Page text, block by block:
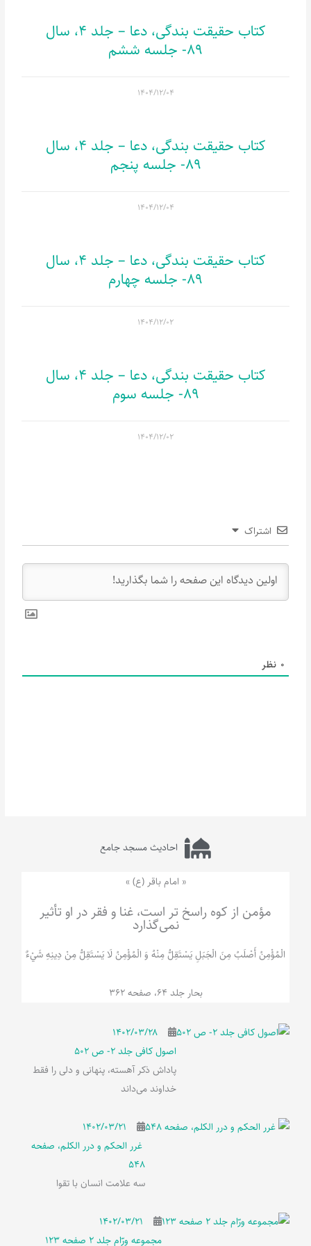
کتاب حقیقت بندگی، دعا – جلد 4، سال
89- جلسه ششم
۱۴۰۴/۱۲/۰۴
کتاب حقیقت بندگی، دعا – جلد 4، سال
89- جلسه پنجم
۱۴۰۴/۱۲/۰۴
کتاب حقیقت بندگی، دعا – جلد 4، سال
89- جلسه چهارم
۱۴۰۴/۱۲/۰۲
کتاب حقیقت بندگی، دعا – جلد 4، سال
89- جلسه سوم
۱۴۰۴/۱۲/۰۲
اشتراک
0 نظر
احادیث مسجد جامع
« امام باقر (ع) »
مؤمن از کوه راسخ تر است، غنا و فقر در او تأثیر
نمی‌گذارد
الْمُؤْمِنُ‌ أَصْلَبُ‌ مِنَ‌ الْجَبَلِ‌ یَسْتَقِلُّ مِنْهُ وَ الْمُؤْمِنُ لَا يَسْتَقِلُّ مِنْ دِينِهِ شَيْ‌ءٌ
بحار جلد 64، صفحه 362
۱۴۰۲/۰۳/۲۸
اصول کافی جلد 2- ص 502
پاداش ذکر آهسته، پنهانی و دلی را فقط
خداوند می‌داند
۱۴۰۲/۰۳/۲۱
غرر الحکم و درر الکلم، صفحه
548
سه علامت انسان با تقوا
۱۴۰۲/۰۳/۲۱
مجموعه ورّام جلد 2 صفحه 123